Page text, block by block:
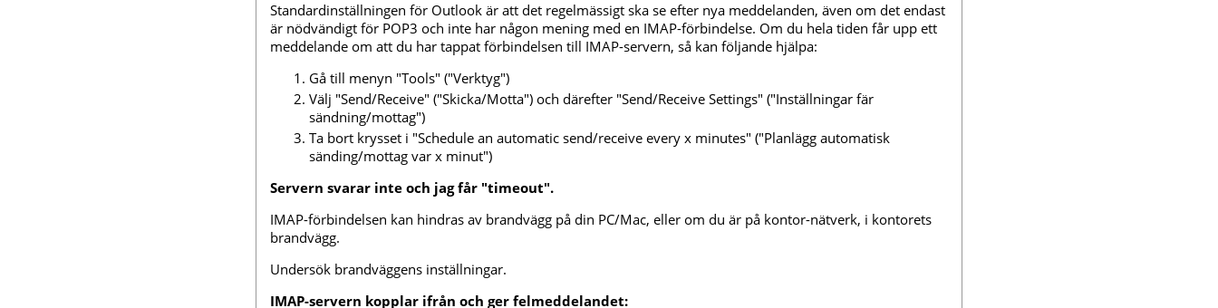
Standardinställningen för Outlook är att det regelmässigt ska se efter nya meddelanden, även om det endast
är nödvändigt för POP3 och inte har någon mening med en IMAP-förbindelse. Om du hela tiden får upp ett
meddelande om att du har tappat förbindelsen till IMAP-servern, så kan följande hjälpa:
Gå till menyn "Tools" ("Verktyg")
Välj "Send/Receive" ("Skicka/Motta") och därefter "Send/Receive Settings" ("Inställningar fär
sändning/mottag")
Ta bort krysset i "Schedule an automatic send/receive every x minutes" ("Planlägg automatisk
sänding/mottag var x minut")
Servern svarar inte och jag får "timeout".
IMAP-förbindelsen kan hindras av brandvägg på din PC/Mac, eller om du är på kontor-nätverk, i kontorets
brandvägg.
Undersök brandväggens inställningar.
IMAP-servern kopplar ifrån och ger felmeddelandet: